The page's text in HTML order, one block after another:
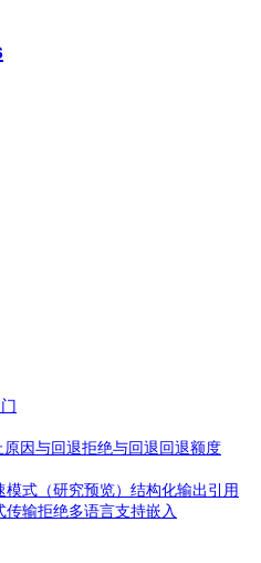
原因与回退拒绝与回退回退额度
模式（研究预览） 结构化输出引用
传输拒绝多语言支持嵌入